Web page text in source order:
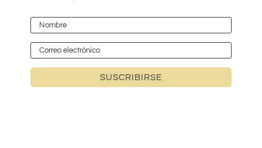
SUSCRIBIRSE